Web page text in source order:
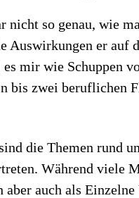
nicht so genau, wie
Auswirkungen er auf
mir wie Schuppen
bis zwei beruflichen
die Themen rund
Während viele
auch als